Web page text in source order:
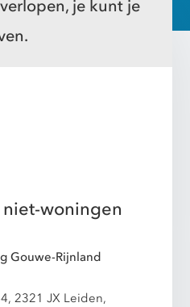
je kunt je
woningen
Gouwe-Rijnland
2321 JX Leiden,